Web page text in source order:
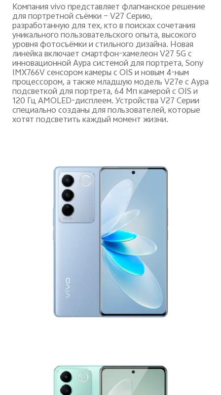
Компания vivo представляет флагманское решение
для портретной съёмки – V27 Серию,
разработанную для тех, кто в поисках сочетания
уникального пользовательского опыта, высокого
уровня фотосъёмки и стильного дизайна. Новая
линейка включает смартфон-хамелеон V27 5G с
инновационной Аура системой для портрета, Sony
IMX766V сенсором камеры с OIS и новым 4-ным
процессором, а также младшую модель V27e с Аура
подсветкой для портрета, 64 Мп камерой с OIS и
120 Гц AMOLED-дисплеем. Устройства V27 Серии
специально созданы для пользователей, которые
хотят подсветить каждый момент жизни.